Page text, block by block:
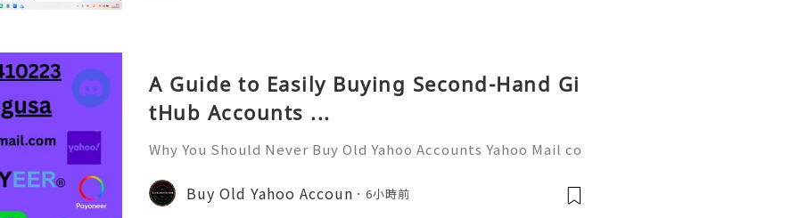
A Guide to Easily Buying Second-Hand Gi
tHub Accounts ...
Why You Should Never Buy Old Yahoo Accounts Yahoo Mail co
onal communication, business correspondence, and online a
ccount recovery. Because of
Buy Old Yahoo Accoun 6小時前